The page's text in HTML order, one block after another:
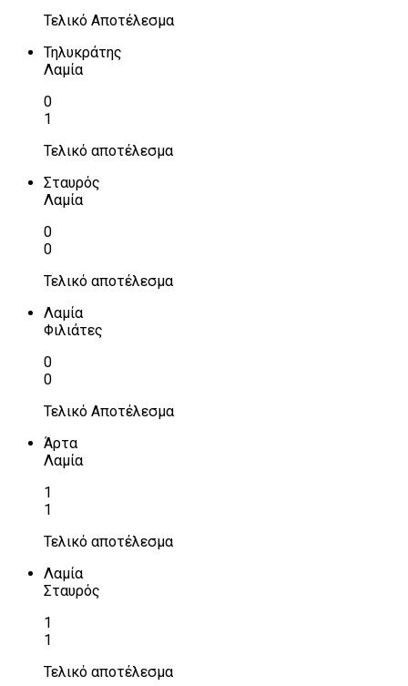
Τελικό Αποτέλεσμα
Τηλυκράτης
Λαμία
0
1
Τελικό αποτέλεσμα
Σταυρός
Λαμία
0
0
Τελικό αποτέλεσμα
Λαμία
Φιλιάτες
0
0
Τελικό Αποτέλεσμα
Άρτα
Λαμία
1
1
Τελικό αποτέλεσμα
Λαμία
Σταυρός
1
1
Τελικό αποτέλεσμα